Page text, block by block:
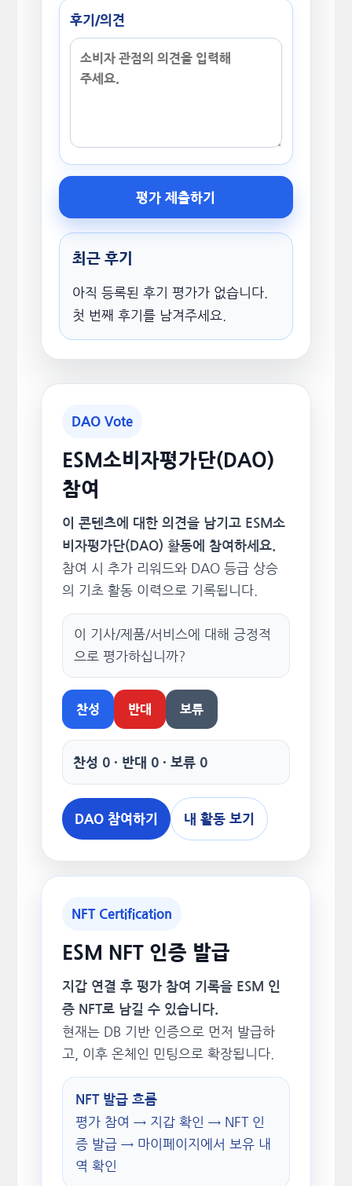
후기/의견
평가 제출하기
최근 후기
아직 등록된 후기 평가가 없습니다.
첫 번째 후기를 남겨주세요.
DAO Vote
ESM소비자평가단(DAO)
참여
이 콘텐츠에 대한 의견을 남기고 ESM소
비자평가단(DAO) 활동에 참여하세요.
참여 시 추가 리워드와 DAO 등급 상승
의 기초 활동 이력으로 기록됩니다.
이 기사/제품/서비스에 대해 긍정적
으로 평가하십니까?
찬성 반대 보류
찬성 0 · 반대 0 · 보류 0
DAO 참여하기 내 활동 보기
NFT Certification
ESM NFT 인증 발급
지갑 연결 후 평가 참여 기록을 ESM 인
증 NFT로 남길 수 있습니다.
현재는 DB 기반 인증으로 먼저 발급하
고, 이후 온체인 민팅으로 확장됩니다.
NFT 발급 흐름
평가 참여 → 지갑 확인 → NFT 인
증 발급 → 마이페이지에서 보유 내
역 확인